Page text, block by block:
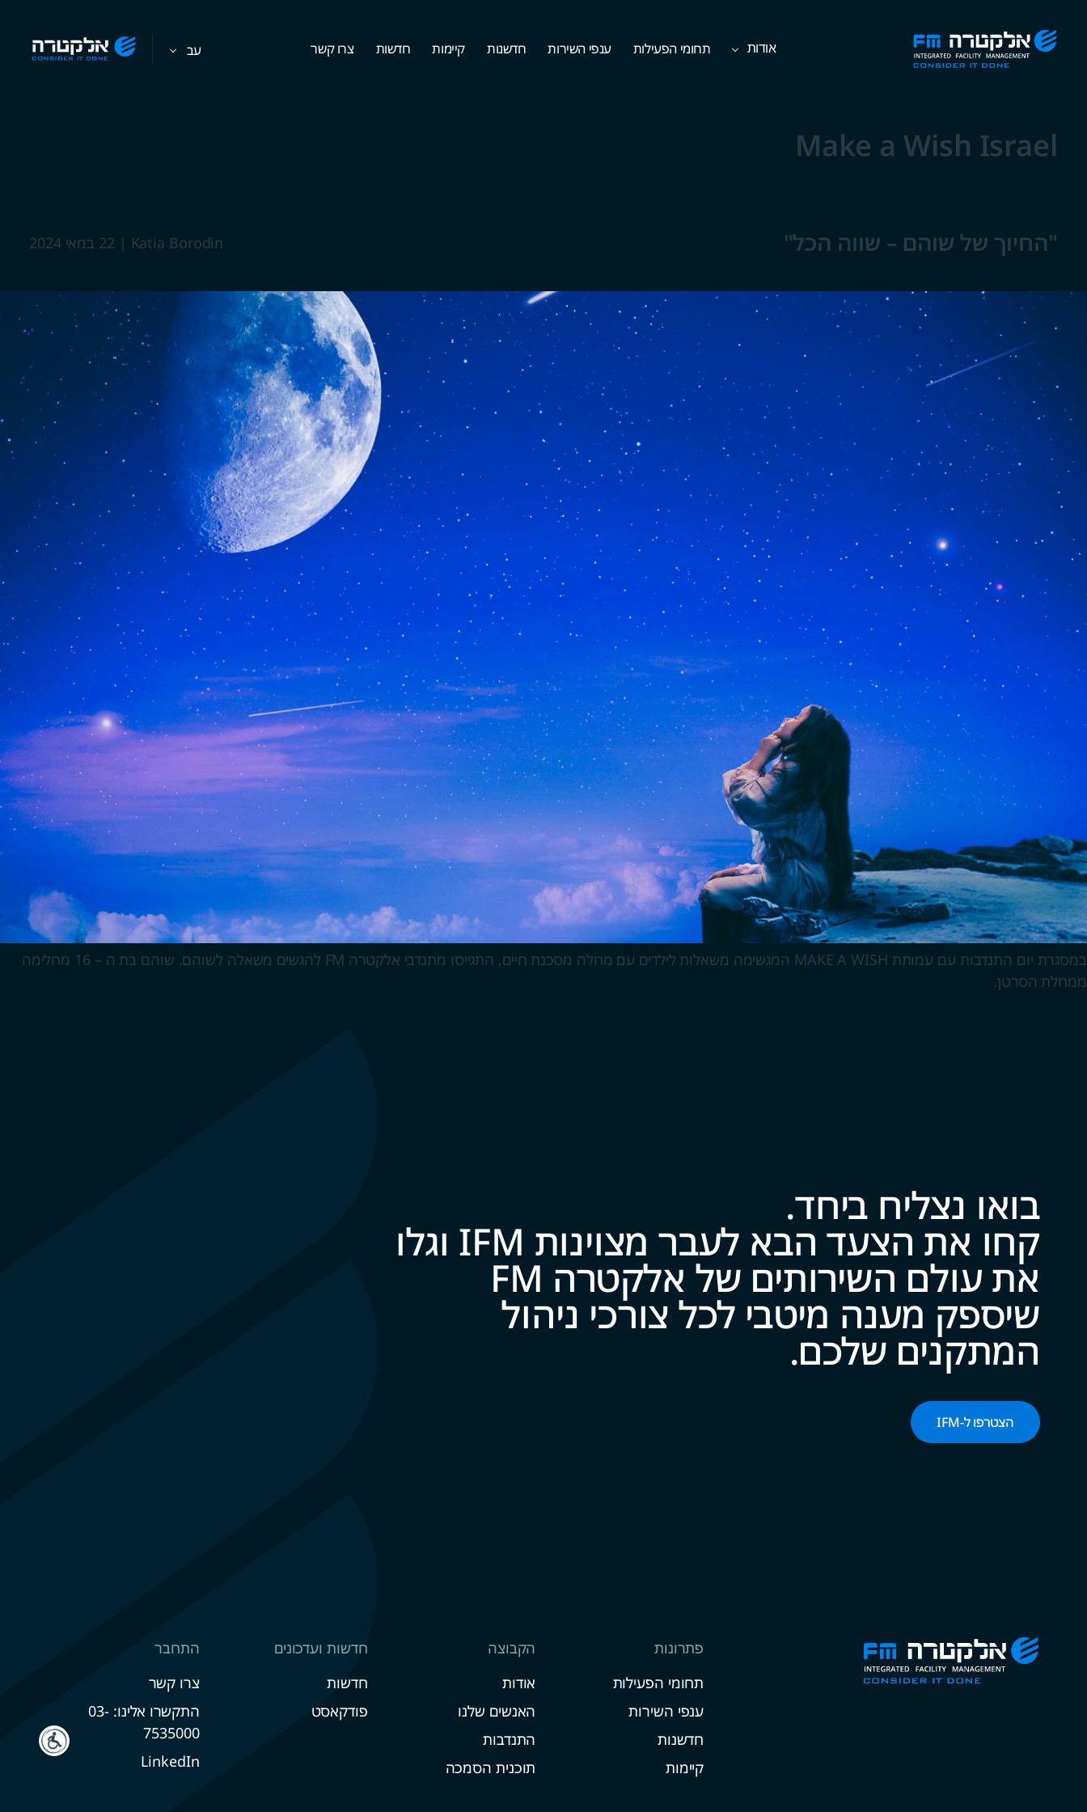
אלקטרה
אודות תחומי הפעילות ענפי השירות חדשנות קיימות חדשות צרו קשר עב
Make a Wish Israel
"החיוך של שוהם – שווה הכל" Katia Borodin
| 22 במאי 2024
במסגרת יום התנדבות עם עמותת MAKE A WISH המגשימה משאלות לילדים עם מחלה מסכנת חיים, התגייסו מתנדבי אלקטרה FM להגשים משאלה לשוהם. שוהם בת ה – 16 מחלימה
ממחלת הסרטן.
בואו נצליח ביח‍‍ד.
קחו את הצעד הבא לעבר מצוינות IFM וגלו
את עולם השירותים של אלקטרה FM
שיספק מענה מיטבי לכל צ‍‍ו‍‍רכי ניהול
המתקנים של‍‍כם.
הצטרפו ל-‌‌IFM‌‌
פתרונות
תחומי הפעילות
ענפי השירות
חדשנות
קיימות
הקבוצה
אודות
האנשים שלנו
התנדבות
תוכנית הסמכה
חדשות ועדכונים
חדשות
פודקאסט
התחבר
צרו קשר
התקשרו אלינו: 03-
7535000
LinkedIn